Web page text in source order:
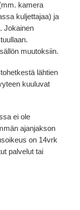
kamera
kuljettajaa) ja
Jokainen
muutoksiin.
lähtien
kuuluvat
ei ole
ajanjakson
on 14vrk
palvelut tai